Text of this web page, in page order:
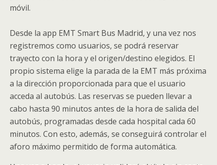
móvil.
Desde la app EMT Smart Bus Madrid, y una vez nos
registremos como usuarios, se podrá reservar
trayecto con la hora y el origen/destino elegidos. El
propio sistema elige la parada de la EMT más próxima
a la dirección proporcionada para que el usuario
acceda al autobús. Las reservas se pueden llevar a
cabo hasta 90 minutos antes de la hora de salida del
autobús, programadas desde cada hospital cada 60
minutos. Con esto, además, se conseguirá controlar el
aforo máximo permitido de forma automática.